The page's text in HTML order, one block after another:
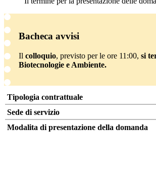
Bacheca avvisi
Il colloquio, previsto per le ore 11:00, si
Biotecnologie e Ambiente.
Tipologia contrattuale
Sede di servizio
Modalita di presentazione della domanda